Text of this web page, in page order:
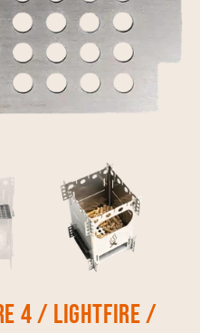
4 / LightFire /